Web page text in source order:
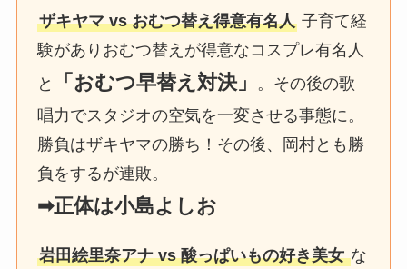
ザキヤマ vs おむつ替え得意有名人 子育て経
験がありおむつ替えが得意なコスプレ有名人
と
「おむつ早替え対決」
。その後の歌
唱力でスタジオの空気を一変させる事態に。
勝負はザキヤマの勝ち！その後、岡村とも勝
負をするが連敗。
➡正体は小島よしお
岩田絵里奈アナ vs 酸っぱいもの好き美女 な